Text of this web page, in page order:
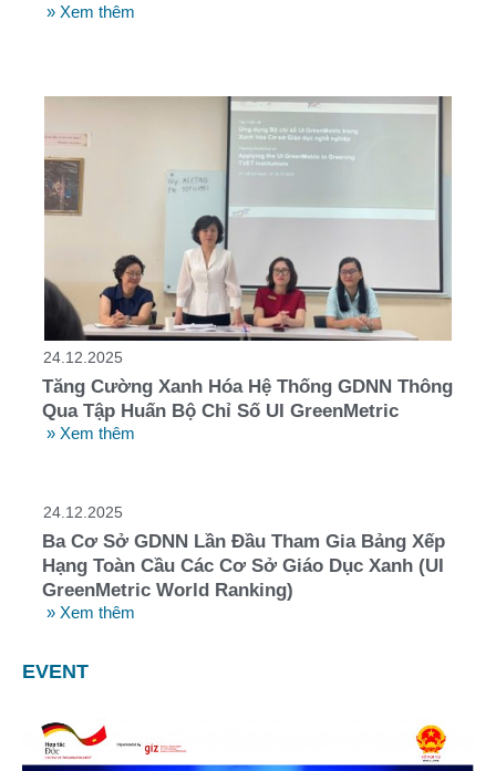
» Xem thêm
24.12.2025
Tăng Cường Xanh Hóa Hệ Thống GDNN Thông
Qua Tập Huấn Bộ Chỉ Số UI GreenMetric
» Xem thêm
24.12.2025
Ba Cơ Sở GDNN Lần Đầu Tham Gia Bảng Xếp
Hạng Toàn Cầu Các Cơ Sở Giáo Dục Xanh (UI
GreenMetric World Ranking)
» Xem thêm
EVENT